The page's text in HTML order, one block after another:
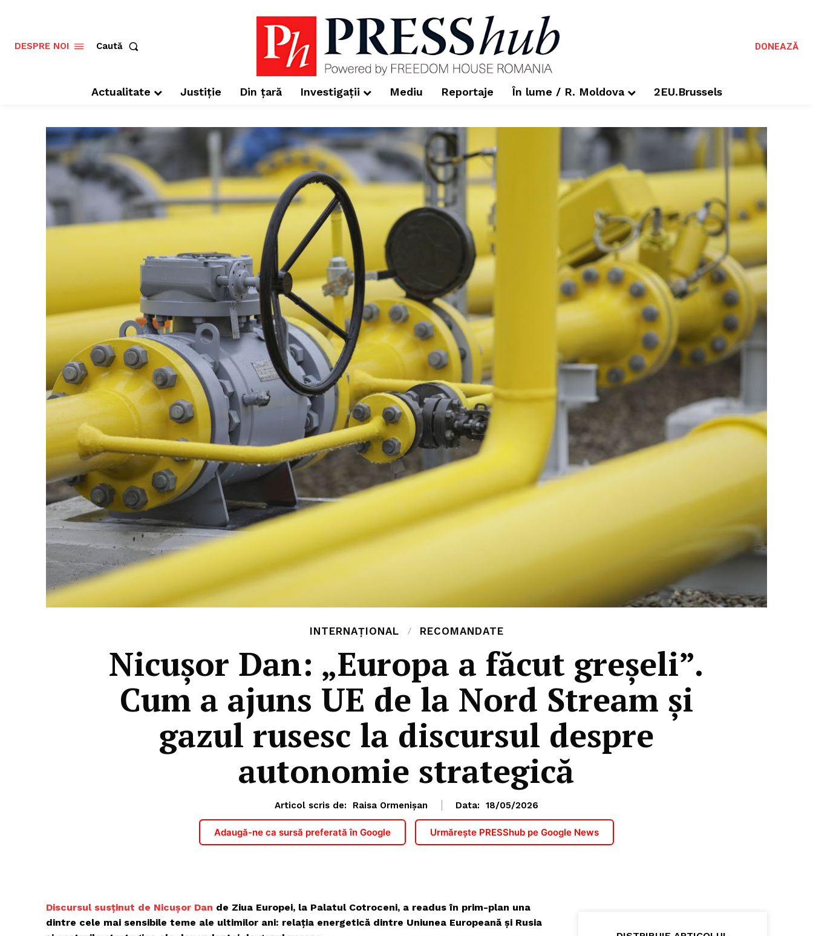
DESPRE NOI Caută DONEAZĂ
Actualitate Justiție Din țară Investigații Mediu Reportaje În lume / R. Moldova 2EU.Brussels
INTERNAȚIONAL RECOMANDATE
Nicușor Dan: „Europa a făcut greșeli”.
Cum a ajuns UE de la Nord Stream și
gazul rusesc la discursul despre
autonomie strategică
Articol scris de: Raisa Ormenișan Data: 18/05/2026
Adaugă-ne ca sursă preferată în Google Urmărește PRESShub pe Google News
Discursul susținut de Nicușor Dan de Ziua Europei, la Palatul Cotroceni, a readus în prim-plan una
dintre cele mai sensibile teme ale ultimilor ani: relația energetică dintre Uniunea Europeană și Rusia